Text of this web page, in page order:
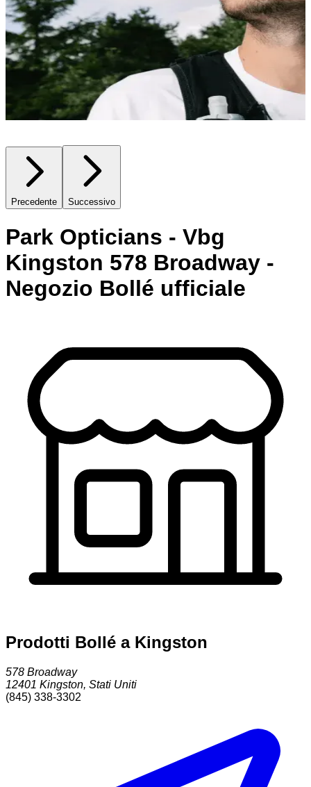
Precedente Successivo
Park Opticians - Vbg
Kingston 578 Broadway -
Negozio Bollé ufficiale
Prodotti Bollé a Kingston
578 Broadway
12401 Kingston, Stati Uniti
(845) 338-3302